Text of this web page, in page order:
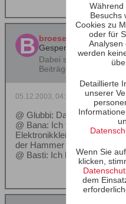
broesel
Gesperrt
Dabei seit:
04.08.2002
Beiträge:
05.12.2003, 04:55
@ Glubbi: Da doch nicht für!
@ Bana: Ich führe einen
Elektronikkleinscheiß. Bei
der Hammer hängt. Mehr
@ Basti: Ich komm dir da
Während
Besuchs
Cookies zu
oder für
Analysen
werden
Detaillierte
unserer
Wenn Sie
klicken,
dem